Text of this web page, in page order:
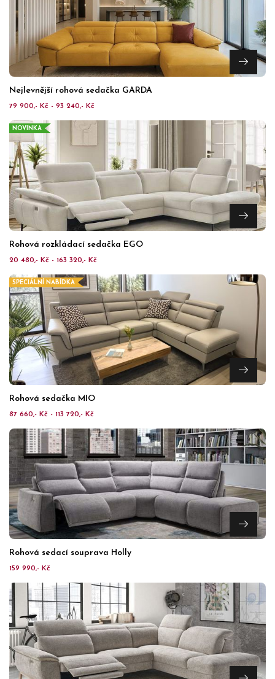
Nejlevnější rohová sedačka GARDA
79 900,- Kč - 93 240,- Kč
NOVINKA
Rohová rozkládací sedačka EGO
20 480,- Kč - 163 320,- Kč
SPECIÁLNÍ NABÍDKA
Rohová sedačka MIO
87 660,- Kč - 113 720,- Kč
Rohová sedací souprava Holly
159 990,- Kč